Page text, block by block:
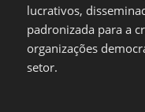
lucrativos,
padronizada para a
organizações
setor.